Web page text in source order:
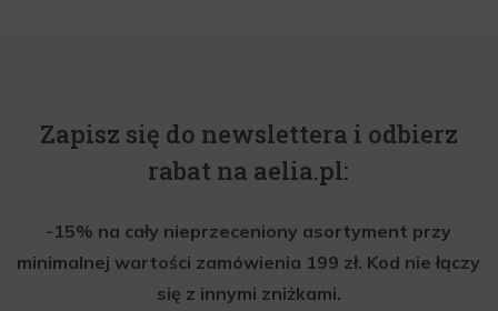
Zapisz się do newslettera i odbierz
rabat na aelia.pl:
-15% na cały nieprzeceniony asortyment przy
minimalnej wartości zamówienia 199 zł. Kod nie łączy
się z innymi zniżkami.